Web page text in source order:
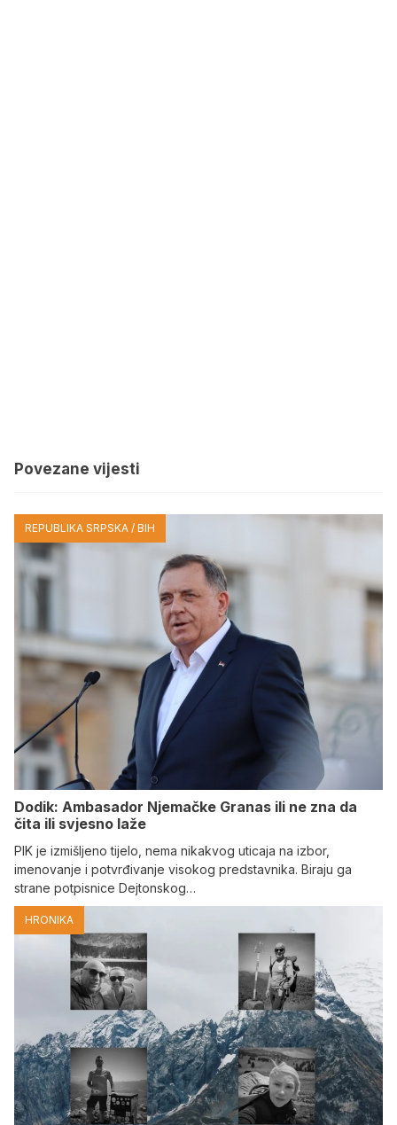
Povezane vijesti
REPUBLIKA SRPSKA / BIH
Dodik: Ambasador Njemačke Granas ili ne zna da
čita ili svjesno laže
PIK je izmišljeno tijelo, nema nikakvog uticaja na izbor,
imenovanje i potvrđivanje visokog predstavnika. Biraju ga
strane potpisnice Dejtonskog…
HRONIKA